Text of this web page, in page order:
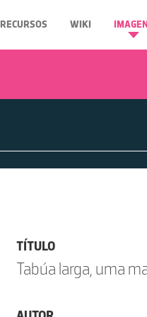
RECURSOS WIKI
TÍTULO
Tabúa larga, uma